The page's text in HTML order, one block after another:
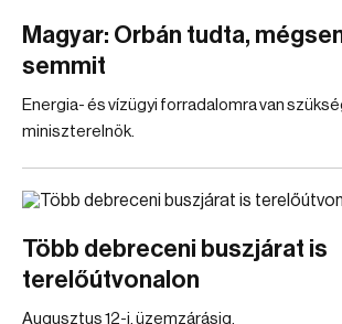
Magyar: Orbán tudta,
semmit
Energia- és vízügyi forradalomra van
miniszterelnök.
Több debreceni buszjárat is
terelőútvonalon
Augusztus 12-i, üzemzárásig.